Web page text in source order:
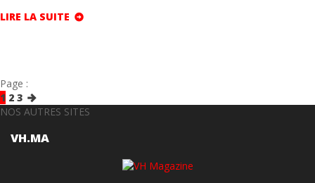
LIRE LA SUITE
Page :
1 2 3
NOS AUTRES SITES
VH.MA